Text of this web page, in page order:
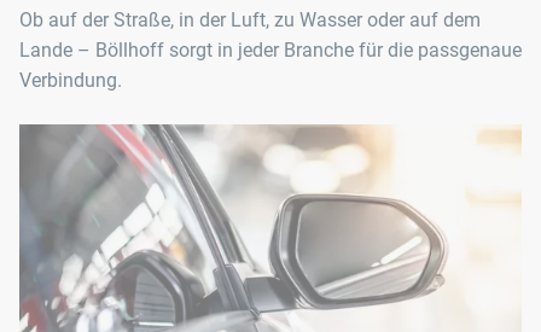
vergüteter C‑Stahl, Härte 465‑550 HV10
Edelstahl AISI 316 gemäß EN 10088 - 1.4404,
Oberflächenbeschichtung bei
Delta Protekt® KL100 + VH301 GZ, Cr6‑frei,
Ob auf der Straße, in der Luft, zu Wasser oder auf dem
Lande – Böllhoff sorgt in jeder Branche für die passgenaue
Verbindung.